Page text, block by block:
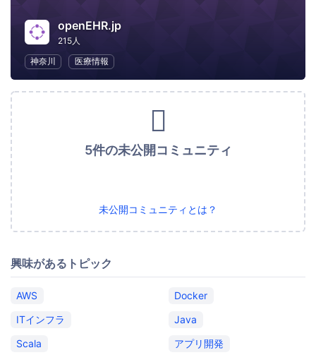
openEHR.jp
215人
神奈川
医療情報
5件の未公開コミュニティ
未公開コミュニティとは？
興味があるトピック
AWS
Docker
ITインフラ
Java
Scala
アプリ開発